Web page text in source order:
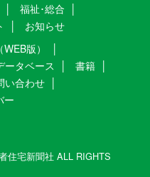
福祉･総合
お知らせ
版）
ータベース
書籍
い合わせ
ー
住宅新聞社 ALL RIGHTS